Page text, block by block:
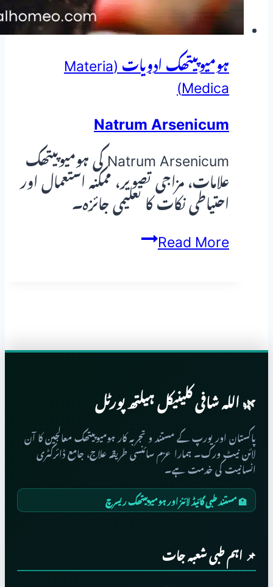
ہومیوپیتھک ادویات (Materia
Medica)
Natrum Arsenicum
Natrum Arsenicum کی ہومیوپیتھک
علامات، مزاجی تصویر، ممکنہ استعمال اور
احتیاطی نکات کا تعلیمی جائزہ۔
Read More
Natrum
🌿 اللہ شافی کلینیکل ہیلتھ پورٹل
پاکستان اور یورپ کے مستند و تجربہ کار ہومیوپیتھک معالجین کا آن
لائن نیٹ ورک۔ ہمارا عزم سائنسی طریقہ علاج، جامع ڈائرکٹری
انسانیت کی خدمت ہے۔
🏥 مستند طبی گائیڈ لائنز اور ہومیوپیتھک ریسرچ
📌 اہم طبی شعبہ جات